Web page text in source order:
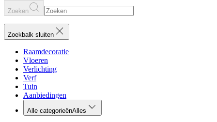
Zoeken
Zoekbalk sluiten
Raamdecoratie
Vloeren
Verlichting
Verf
Tuin
Aanbiedingen
Alle categorieënAlles